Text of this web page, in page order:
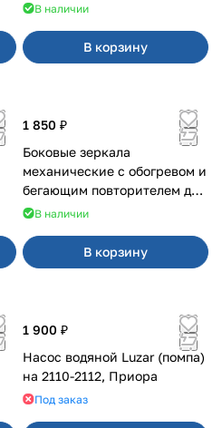
В наличии
В корзину
1 850 ₽
Боковые зеркала
механические с обогревом и
бегающим повторителем для
4х4В наличии
В корзину
1 900 ₽
Насос водяной Luzar (помпа)
на 2110-2112, Приора
Под заказ